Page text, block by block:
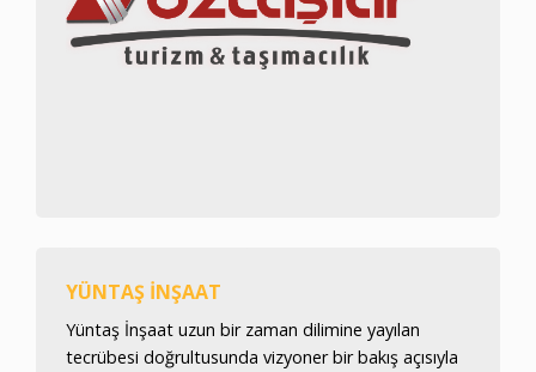
YÜNTAŞ İNŞAAT
Yüntaş İnşaat uzun bir zaman dilimine yayılan
tecrübesi doğrultusunda vizyoner bir bakış açısıyla